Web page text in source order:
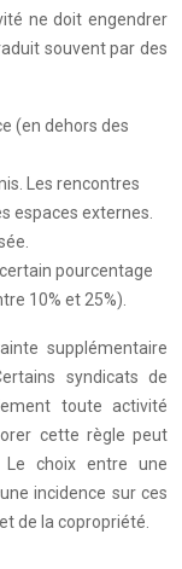
ne doit engendrer
souvent par des
(en dehors des
Les rencontres
espaces externes.
certain pourcentage
10% et 25%).
supplémentaire
syndicats de
toute activité
cette règle peut
choix entre une
incidence sur ces
de la copropriété.